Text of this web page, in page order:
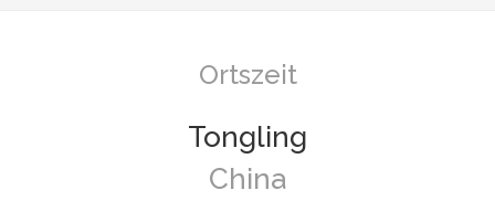
Ortszeit
Tongling
China